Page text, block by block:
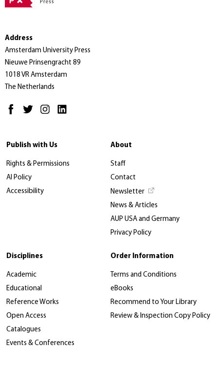
Address
Amsterdam University Press
Nieuwe Prinsengracht 89
1018 VR Amsterdam
The Netherlands
Publish with Us
Rights & Permissions
AI Policy
Accessibility
About
Staff
Contact
Newsletter
News & Articles
AUP USA and Germany
Privacy Policy
Disciplines
Academic
Educational
Reference Works
Open Access
Catalogues
Events & Conferences
Order Information
Terms and Conditions
eBooks
Recommend to Your Library
Review & Inspection Copy Policy